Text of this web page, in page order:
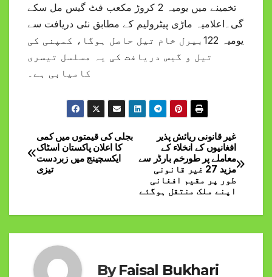
تخمینے میں یومیہ 2 کروڑ مکعب فٹ گیس مل سکے
گی۔اعلامیہ ماڑی پیٹرولیم کے مطابق نئی دریافت سے
یومیہ 122بیرل خام تیل حاصل ہوگا، کمپنی کی
تیل و گیس دریافت کی یہ مسلسل تیسری
کامیابی ہے۔
Post
navigation
غیر قانونی ریائش پذیر
افغانیوں کے انخلاء کے
معاملے پر طورخم بارڈر سے
مزید 27 غیر قانونی
طور پر مقیم افغانی
اپنے ملک منتقل ہوگئے
بجلی کی قیمتوں میں کمی
کا اعلان پاکستان اسٹاک
ایکسچینج میں زبردست
تیزی
ByFaisal Bukhari